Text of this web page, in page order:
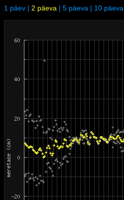
1 päev | 2 päeva | 5 päeva | 10 päeva